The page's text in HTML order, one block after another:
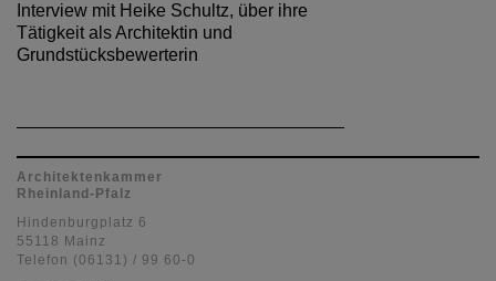
Interview mit Heike Schultz, über ihre
Tätigkeit als Architektin und
Grundstücksbewerterin
Architektenkammer
Rheinland-Pfalz
Hindenburgplatz 6
55118 Mainz
Telefon (06131) / 99 60-0